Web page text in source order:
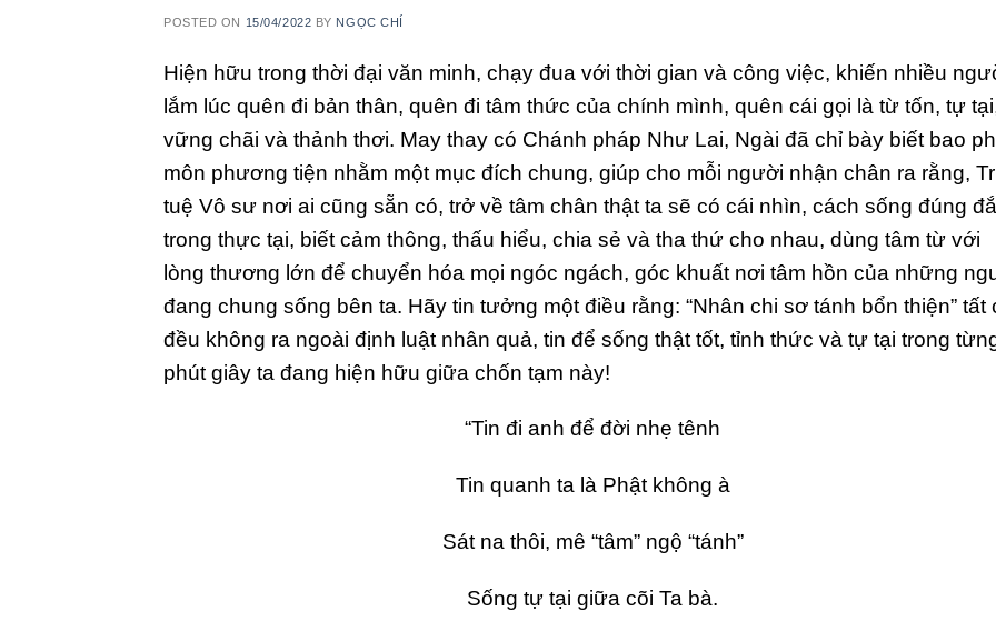
POSTED ON 15/04/2022 BY NGỌC CHÍ
Hiện hữu trong thời đại văn minh, chạy đua với thời gian và công việc, khiến nhiều
lắm lúc quên đi bản thân, quên đi tâm thức của chính mình, quên cái gọi là từ tốn, tự
vững chãi và thảnh thơi. May thay có Chánh pháp Như Lai, Ngài đã chỉ bày biết bao
môn phương tiện nhằm một mục đích chung, giúp cho mỗi người nhận chân ra rằng,
tuệ Vô sư nơi ai cũng sẵn có, trở về tâm chân thật ta sẽ có cái nhìn, cách sống đúng
trong thực tại, biết cảm thông, thấu hiểu, chia sẻ và tha thứ cho nhau, dùng tâm từ với
lòng thương lớn để chuyển hóa mọi ngóc ngách, góc khuất nơi tâm hồn của những
đang chung sống bên ta. Hãy tin tưởng một điều rằng: “Nhân chi sơ tánh bổn thiện” tất
đều không ra ngoài định luật nhân quả, tin để sống thật tốt, tỉnh thức và tự tại trong
phút giây ta đang hiện hữu giữa chốn tạm này!
“Tin đi anh để đời nhẹ tênh
Tin quanh ta là Phật không à
Sát na thôi, mê “tâm” ngộ “tánh”
Sống tự tại giữa cõi Ta bà.